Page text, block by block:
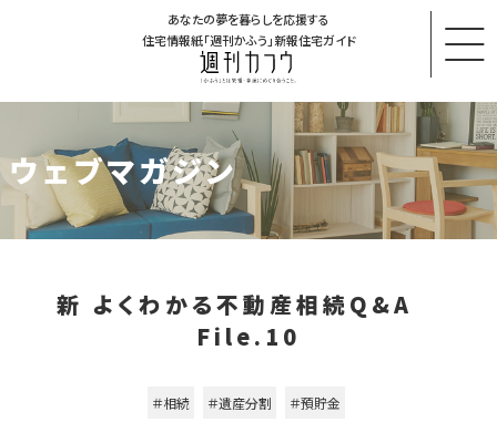
あなたの夢を暮らしを応援する
住宅情報紙「週刊かふう」新報住宅ガイド
ウェブマガジン
新 よくわかる不動産相続Q&A
File.10
＃相続 ＃遺産分割 ＃預貯金